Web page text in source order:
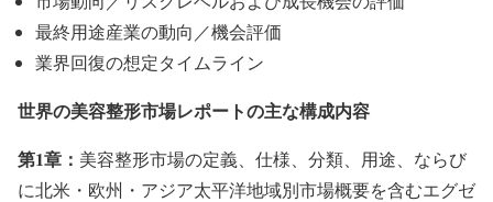
最終用途産業の動向／機会評価
業界回復の想定タイムライン
世界の美容整形市場レポートの主な構成内容
第1章： 美容整形市場の定義、仕様、分類、用途、ならび
に北米・欧州・アジア太平洋地域別市場概要を含むエグゼ